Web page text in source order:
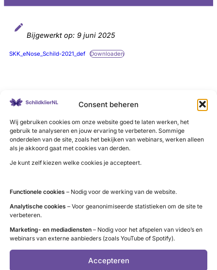
Consent beheren
Wij gebruiken cookies om onze website goed te laten werken, het
gebruik te analyseren en jouw ervaring te verbeteren. Sommige
onderdelen van de site, zoals het bekijken van webinars, werken alleen
als je akkoord gaat met cookies van derden.
Je kunt zelf kiezen welke cookies je accepteert.
Functionele cookies – Nodig voor de werking van de website.
Analytische cookies – Voor geanonimiseerde statistieken om de site te
verbeteren.
Marketing- en mediadiensten – Nodig voor het afspelen van video’s en
webinars van externe aanbieders (zoals YouTube of Spotify).
Accepteren
Bijgewerkt op: 9 juni 2025
SKK_eNose_Schild-2021_def Downloaden
LinkedIn
X YouTube
Instagram
Facebook
Contact
info@schildklier.nl
Postbus 60, 3940 AB Doorn
Schildkliertelefoon
Voor een luisterend oor, informatie en